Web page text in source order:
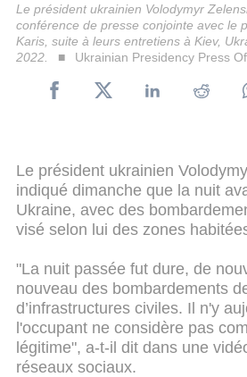
Le président ukrainien Volodymyr
conférence de presse conjointe avec le
Karis, suite à leurs entretiens à Kiev,
2022.
Ukrainian Presidency Press
Le président ukrainien
indiqué dimanche que la nuit
Ukraine, avec des
visé selon lui des zones
"La nuit passée fut dure, de
nouveau des bombardements
d’infrastructures civiles. Il n'y
l'occupant ne considère pas
légitime", a-t-il dit dans une
réseaux sociaux.